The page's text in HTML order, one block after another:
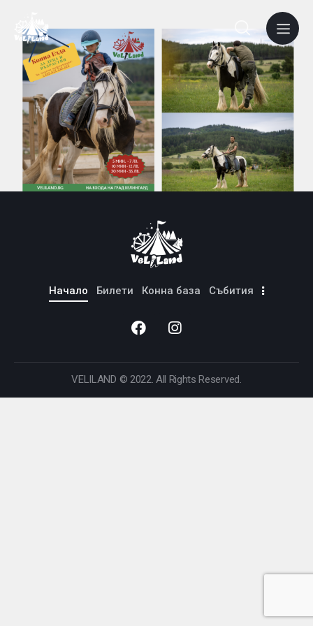
Начало Билети Конна база Събития
VELILAND © 2022. All Rights Reserved.